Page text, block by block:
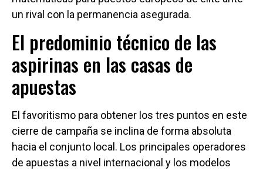
un rival con la permanencia asegurada.
El predominio técnico de las
aspirinas en las casas de
apuestas
El favoritismo para obtener los tres puntos en este
cierre de campaña se inclina de forma absoluta
hacia el conjunto local. Los principales operadores
de apuestas a nivel internacional y los modelos